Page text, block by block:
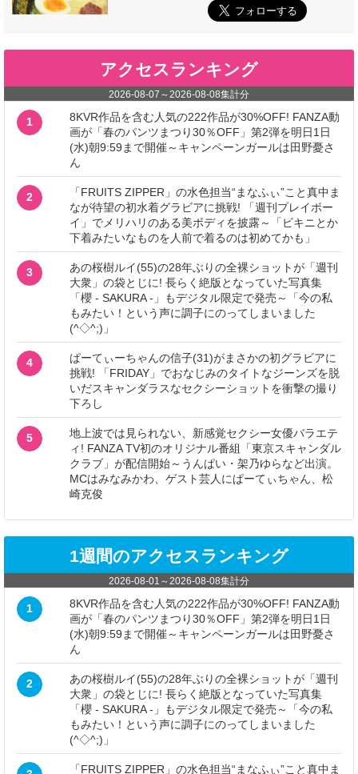
アクセスランキング
2026-08-07 ～2026-08-08集計分
1
8KVR作品を含む人気の222作品が30%OFF! FANZA動
画が「春のパンツまつり30％OFF」第2弾を明日1日
(水)朝9:59まで開催～キャンペーンガールは田野憂さ
ん
2
「FRUITS ZIPPER」の水色担当“まなふぃ”こと真中ま
なが待望の初水着グラビアに挑戦! 「週刊プレイボー
イ」でメリハリのある美ボディを披露～「ビキニとか
下着みたいなものを人前で着るのは初めてかも」
3
あの桜樹ルイ(55)の28年ぶりの全裸ショットが「週刊
大衆」の袋とじに! 長らく絶版となっていた写真集
「櫻 - SAKURA -」もデジタル限定で発売～「今の私
もみたい！という声に調子にのってしまいました
(^◇^;)」
4
ぱーてぃーちゃんの信子(31)がまさかの初グラビアに
挑戦! 「FRIDAY」でおなじみのタイトなジーンズを脱
いだスキャンダラスなセクシーショットを衝撃の撮り
下ろし
5
地上波では見られない、新感覚セクシー女優バラエテ
ィ! FANZA TV初のオリジナル番組「東京スキャンダル
クラブ」が配信開始～うんぱい・架乃ゆらなど出演。
MCはみなみかわ、ゲスト芸人にぱーてぃちゃん、松
崎克俊
1週間のアクセスランキング
2026-08-01 ～2026-08-08集計分
1
8KVR作品を含む人気の222作品が30%OFF! FANZA動
画が「春のパンツまつり30％OFF」第2弾を明日1日
(水)朝9:59まで開催～キャンペーンガールは田野憂さ
ん
2
あの桜樹ルイ(55)の28年ぶりの全裸ショットが「週刊
大衆」の袋とじに! 長らく絶版となっていた写真集
「櫻 - SAKURA -」もデジタル限定で発売～「今の私
もみたい！という声に調子にのってしまいました
(^◇^;)」
「FRUITS ZIPPER」の水色担当“まなふぃ”こと真中ま